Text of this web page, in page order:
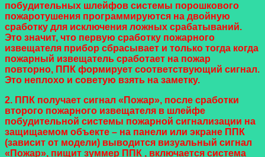
побудительных шлейфов системы порошкового
пожаротушения программируются на двойную
сработку для исключения ложных срабатываний.
Это значит, что первую сработку пожарного
извещателя прибор сбрасывает и только тогда когда
пожарный извещатель сработает на пожар
повторно, ППК формирует соответствующий сигнал.
Это неплохо и советую взять на заметку.
2. ППК получает сигнал «Пожар», после сработки
второго пожарного извещателя в шлейфе
побудительной системы пожарной сигнализации на
защищаемом объекте – на панели или экране ППК
(зависит от модели) выводится визуальный сигнал
«Пожар», пищит зуммер ППК , включается система